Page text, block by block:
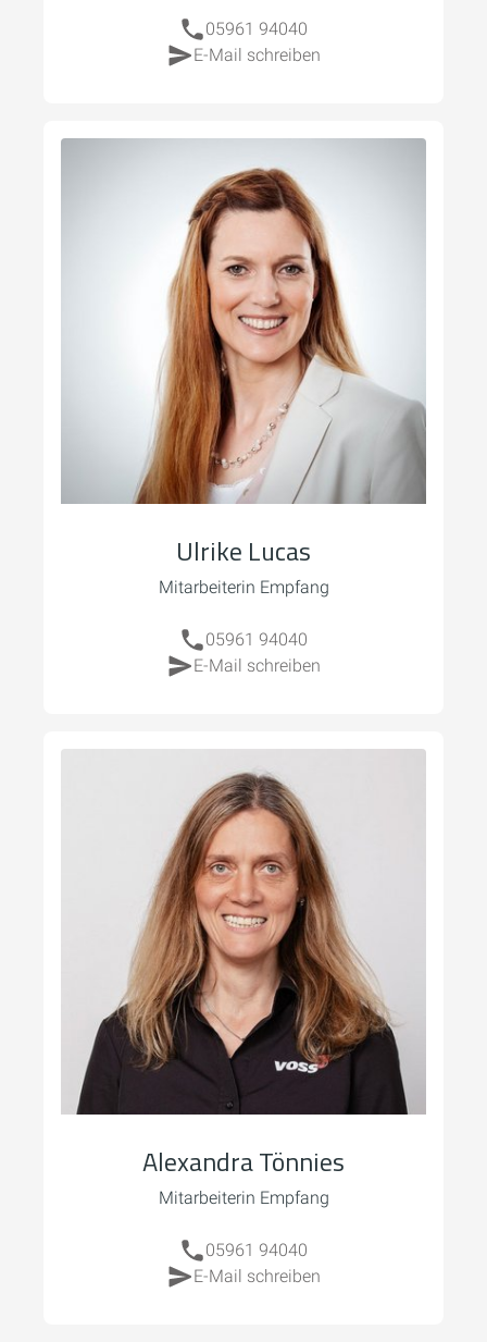
05961 94040
E-Mail schreiben
Ulrike Lucas
Mitarbeiterin Empfang
05961 94040
E-Mail schreiben
Alexandra Tönnies
Mitarbeiterin Empfang
05961 94040
E-Mail schreiben